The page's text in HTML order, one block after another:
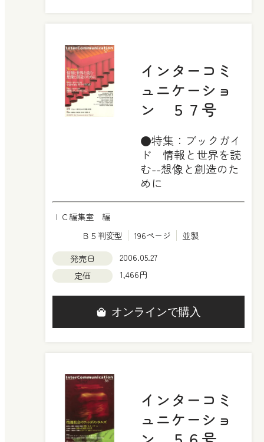
インターコミ
ュニケーショ
ン ５７号
●特集：ブックガイ
ド 情報と世界を読
む--想像と創造のた
めに
ＩＣ編集室 編
Ｂ５判変型
196ページ
並製
発売日
2006.05.27
定価
1,466円
オンラインで購入
インターコミ
ュニケーショ